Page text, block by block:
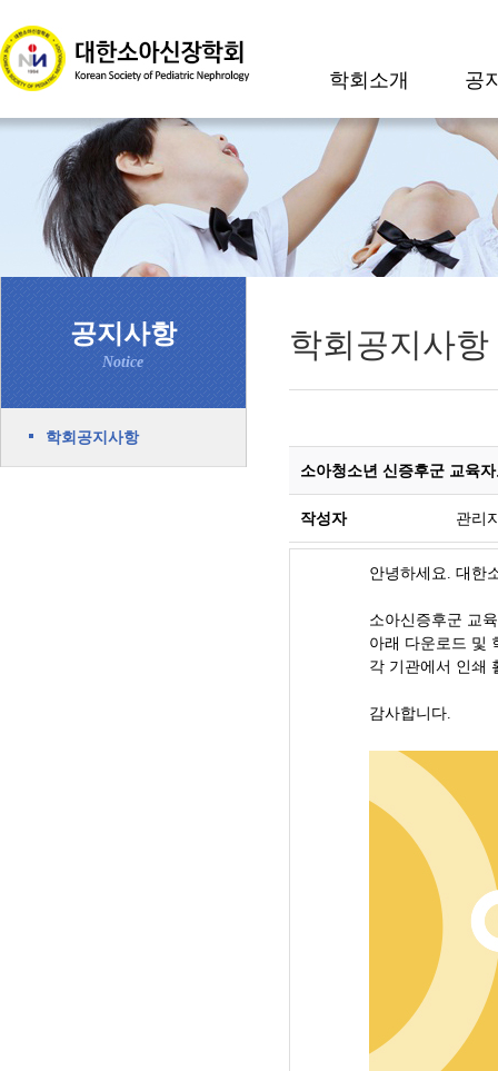
학회소개 공
공지사항
Notice
학회공지사항
학회공지사항
소아청소년 신증후군 교육
작성자 관리
안녕하세요. 대한
소아신증후군 교
아래 다운로드 및
각 기관에서 인쇄
감사합니다.